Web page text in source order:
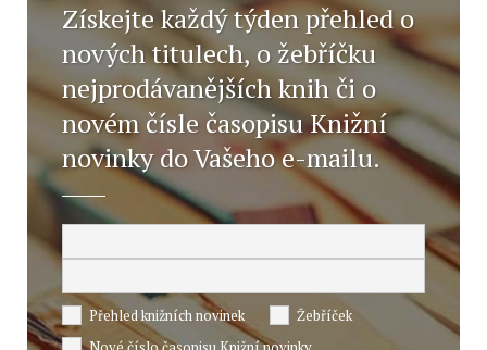
Získejte každý týden přehled o
nových titulech, o žebříčku
nejprodávanějších knih či o
novém čísle časopisu Knižní
novinky do Vašeho e-mailu.
Přehled knižních novinek
Žebříček